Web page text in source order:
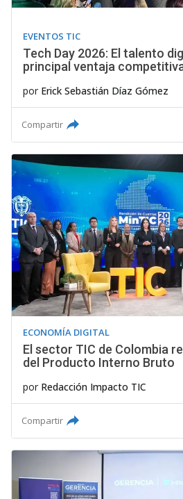
EVENTOS TIC
Tech Day 2026: El talento
principal ventaja
por Erick Sebastián Díaz Gómez
Compartir
ECONOMÍA DIGITAL
El sector TIC de Colombia
del Producto Interno Bruto
por Redacción Impacto TIC
Compartir